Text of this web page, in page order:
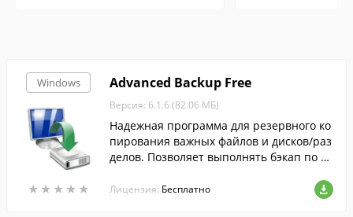
Windows
★ ★ ★ ★ ★
★ ★ ★ ★ ★
Advanced Backup Free
Версия: 6.1.6 (82.06 МБ)
Надежная программа для резервного ко
пирования важных файлов и дисков/раз
делов. Позволяет выполнять бэкап по р
Лицензия: Бесплатно